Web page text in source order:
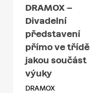
DRAMOX –
Divadelní
představení
přímo ve třídě
jakou součást
výuky
DRAMOX